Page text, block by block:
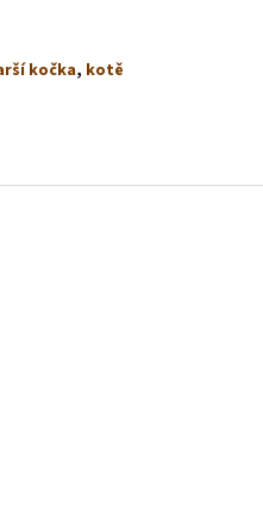
kočka, kotě